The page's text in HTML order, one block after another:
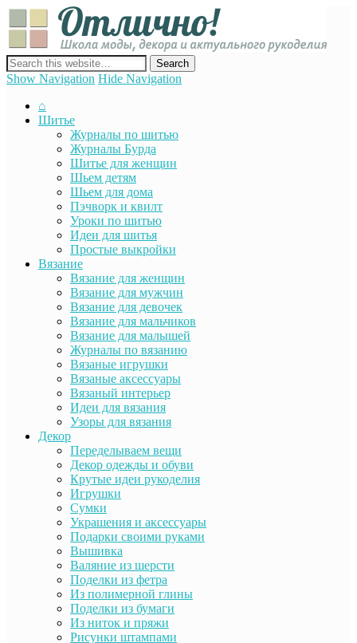
сайт о декоре, дизайне и моде, вязании, шитье и других видах
рукоделия
Show Navigation Hide Navigation
⌂
Шитье
Журналы по шитью
Журналы Бурда
Шитье для женщин
Шьем детям
Шьем для дома
Пэчворк и квилт
Уроки по шитью
Идеи для шитья
Простые выкройки
Вязание
Вязание для женщин
Вязание для мужчин
Вязание для девочек
Вязание для мальчиков
Вязание для малышей
Журналы по вязанию
Вязаные игрушки
Вязаные аксессуары
Вязаный интерьер
Идеи для вязания
Узоры для вязания
Декор
Переделываем вещи
Декор одежды и обуви
Крутые идеи рукоделия
Игрушки
Сумки
Украшения и аксессуары
Подарки своими руками
Вышивка
Валяние из шерсти
Поделки из фетра
Из полимерной глины
Поделки из бумаги
Из ниток и пряжи
Рисунки штампами